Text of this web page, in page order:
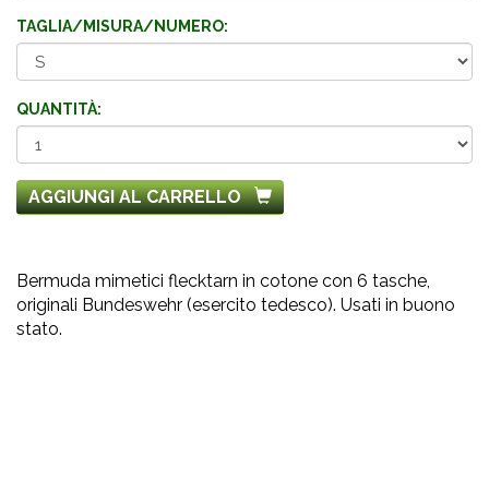
TAGLIA/MISURA/NUMERO:
QUANTITÀ:
AGGIUNGI AL CARRELLO
Bermuda mimetici flecktarn in cotone con 6 tasche,
originali Bundeswehr (esercito tedesco). Usati in buono
stato.